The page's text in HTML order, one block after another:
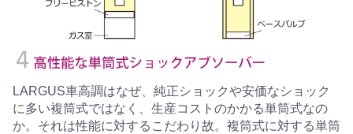
LARGUS車高調はなぜ、純正ショックや安価なショック
に多い複筒式ではなく、生産コストのかかる単筒式なの
か。それは性能に対するこだわり故。複筒式に対する単筒